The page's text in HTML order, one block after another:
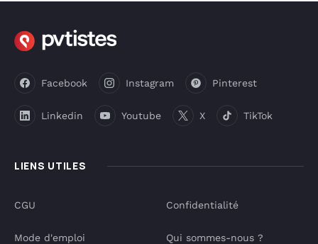
LIENS UTILES
Facebook Instagram Pinterest
Linkedin Youtube X TikTok
CGU
Mode d'emploi
Confidentialité
Qui sommes-nous ?